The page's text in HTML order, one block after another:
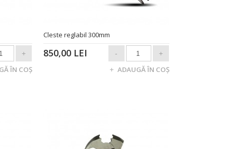
Cleste reglabil 300mm
850,00 LEI